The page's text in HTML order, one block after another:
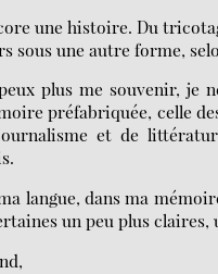
une histoire. Du
sous une autre forme,
plus me souvenir, je
préfabriquée, celle
et de
langue, dans ma
un peu plus